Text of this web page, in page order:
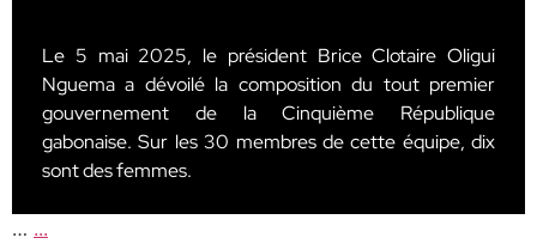
Le 5 mai 2025, le président Brice Clotaire Oligui
Nguema a dévoilé la composition du tout premier
gouvernement de la Cinquième République
gabonaise. Sur les 30 membres de cette équipe, dix
sont des femmes.
… ...